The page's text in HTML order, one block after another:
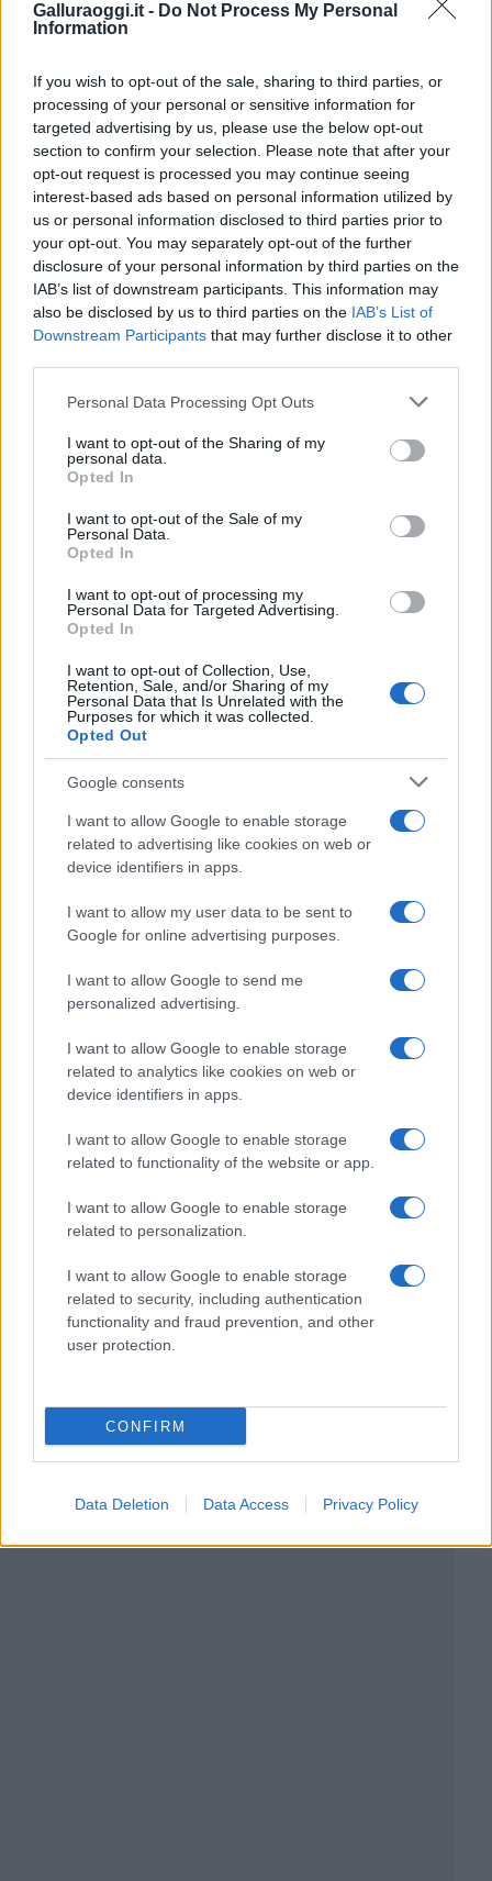
Galluraoggi.it - Do Not Process My Personal
Information
If you wish to opt-out of the sale, sharing to third parties, or
processing of your personal or sensitive information for
targeted advertising by us, please use the below opt-out
section to confirm your selection. Please note that after your
opt-out request is processed you may continue seeing
interest-based ads based on personal information utilized by
us or personal information disclosed to third parties prior to
your opt-out. You may separately opt-out of the further
disclosure of your personal information by third parties on the
IAB’s list of downstream participants. This information may
also be disclosed by us to third parties on the IAB’s List of
Downstream Participants that may further disclose it to other
Please note that this website/app uses one or more Google
not limited to your visit or usage behaviour. You may click to
grant or deny consent to Google and its third-party tags to
use your data for below specified purposes in below Google
consent section.
Personal Data Processing Opt Outs
I want to opt-out of the Sharing of my
personal data.
Opted In
I want to opt-out of the Sale of my
Personal Data.
Opted In
I want to opt-out of processing my
Personal Data for Targeted Advertising.
Opted In
I want to opt-out of Collection, Use,
Retention, Sale, and/or Sharing of my
Personal Data that Is Unrelated with the
Purposes for which it was collected.
Opted Out
Google consents
I want to allow Google to enable storage
related to advertising like cookies on web or
device identifiers in apps.
I want to allow my user data to be sent to
Google for online advertising purposes.
I want to allow Google to send me
personalized advertising.
I want to allow Google to enable storage
related to analytics like cookies on web or
device identifiers in apps.
I want to allow Google to enable storage
related to functionality of the website or app.
I want to allow Google to enable storage
related to personalization.
I want to allow Google to enable storage
related to security, including authentication
functionality and fraud prevention, and other
user protection.
CONFIRM
Data Deletion Data Access Privacy Policy